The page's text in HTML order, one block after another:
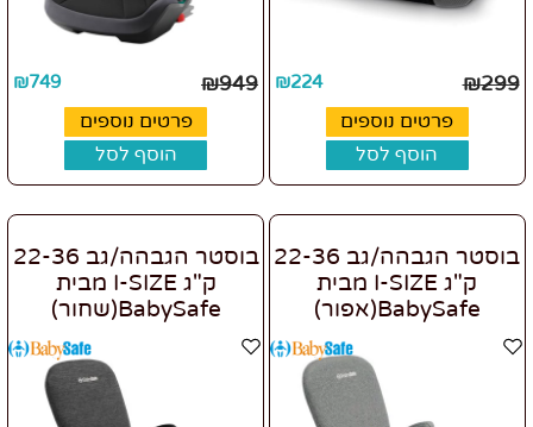
₪299
₪224
פרטים נוספים
הוסף לסל
₪949
₪749
פרטים נוספים
הוסף לסל
בוסטר הגבהה/גב 22-36
ק"ג I-SIZE מבית
BabySafe(אפור)
בוסטר הגבהה/גב 22-36
ק"ג I-SIZE מבית
BabySafe(שחור)